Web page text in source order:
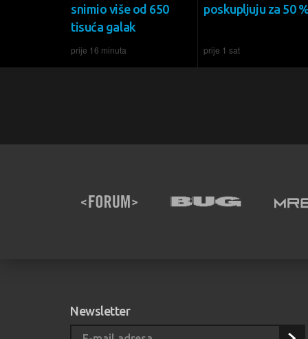
snimio više od 650
tisuća galak
prije 16 minuta
poskupljuju za 50
prije 1 sat
Newsletter